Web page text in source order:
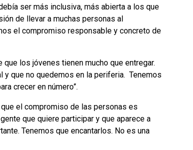
ser más inclusiva, más abierta a los que
de llevar a muchas personas al
el compromiso responsable y concreto de
los jóvenes tienen mucho que entregar.
y que no quedemos en la periferia. Tenemos
crecer en número”.
el compromiso de las personas es
que quiere participar y que aparece a
Tenemos que encantarlos. No es una